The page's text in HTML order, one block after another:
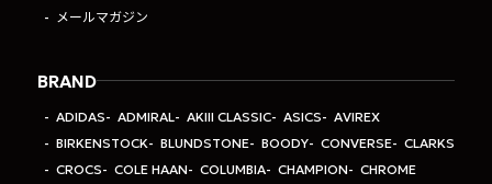
メールマガジン
BRAND
ADIDAS ADMIRAL AKIII CLASSIC ASICS
AVIREX
BIRKENSTOCK
BLUNDSTONE BOODY CONVERSE
CLARKS
CROCS
COLE HAAN COLUMBIA CHAMPION
CHROME